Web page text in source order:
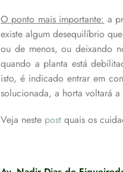
O ponto mais importante: a
existe algum desequilíbrio
ou de menos, ou deixando
quando a planta está
isto, é indicado entrar em
solucionada, a horta voltará a
Veja neste post quais os